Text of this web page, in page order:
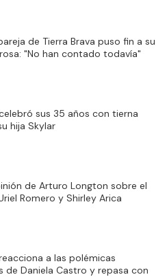
de Tierra Brava puso fin a su
"No han contado todavía"
sus 35 años con tierna
hija Skylar
de Arturo Longton sobre el
Romero y Shirley Arica
a las polémicas
de Daniela Castro y repasa con